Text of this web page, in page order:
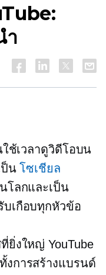
ำ
ช้เวลาดูวิดีโอบน
ป็นโซเชียล
โลกและเป็น
บเกือบทุกหัวข้อ
ยิ่งใหญ่ YouTube
งการสร้างแบรนด์